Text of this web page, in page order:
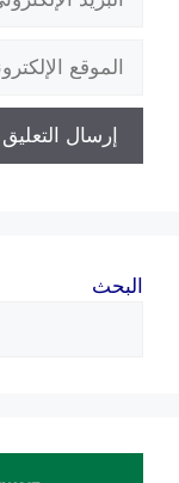
الإلكتروني
الإلكتروني
البحث